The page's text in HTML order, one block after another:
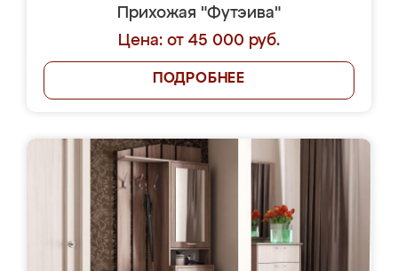
Прихожая "Футэива"
Цена: от 45 000 руб.
ПОДРОБНЕЕ